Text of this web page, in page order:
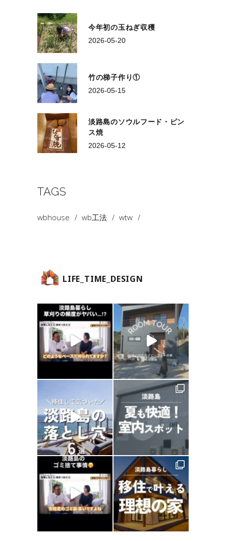
今年初の玉ねぎ収穫
2026-05-20
竹の梯子作り①
2026-05-15
淡路島のソウルフード・ピン
ス焼
2026-05-12
TAGS
wbhouse wb工法 wtw
LIFE_TIME_DESIGN